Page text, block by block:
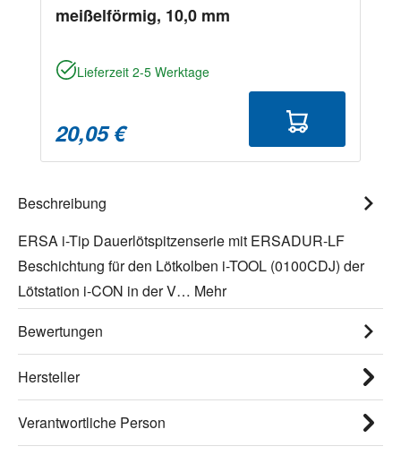
meißelförmig, 10,0 mm
Lieferzeit 2-5 Werktage
20,05 €
Beschreibung
ERSA i-Tip Dauerlötspitzenserie mit ERSADUR-LF
Beschichtung für den Lötkolben i-TOOL (0100CDJ) der
Lötstation i-CON in der V… Mehr
Bewertungen
Hersteller
Verantwortliche Person